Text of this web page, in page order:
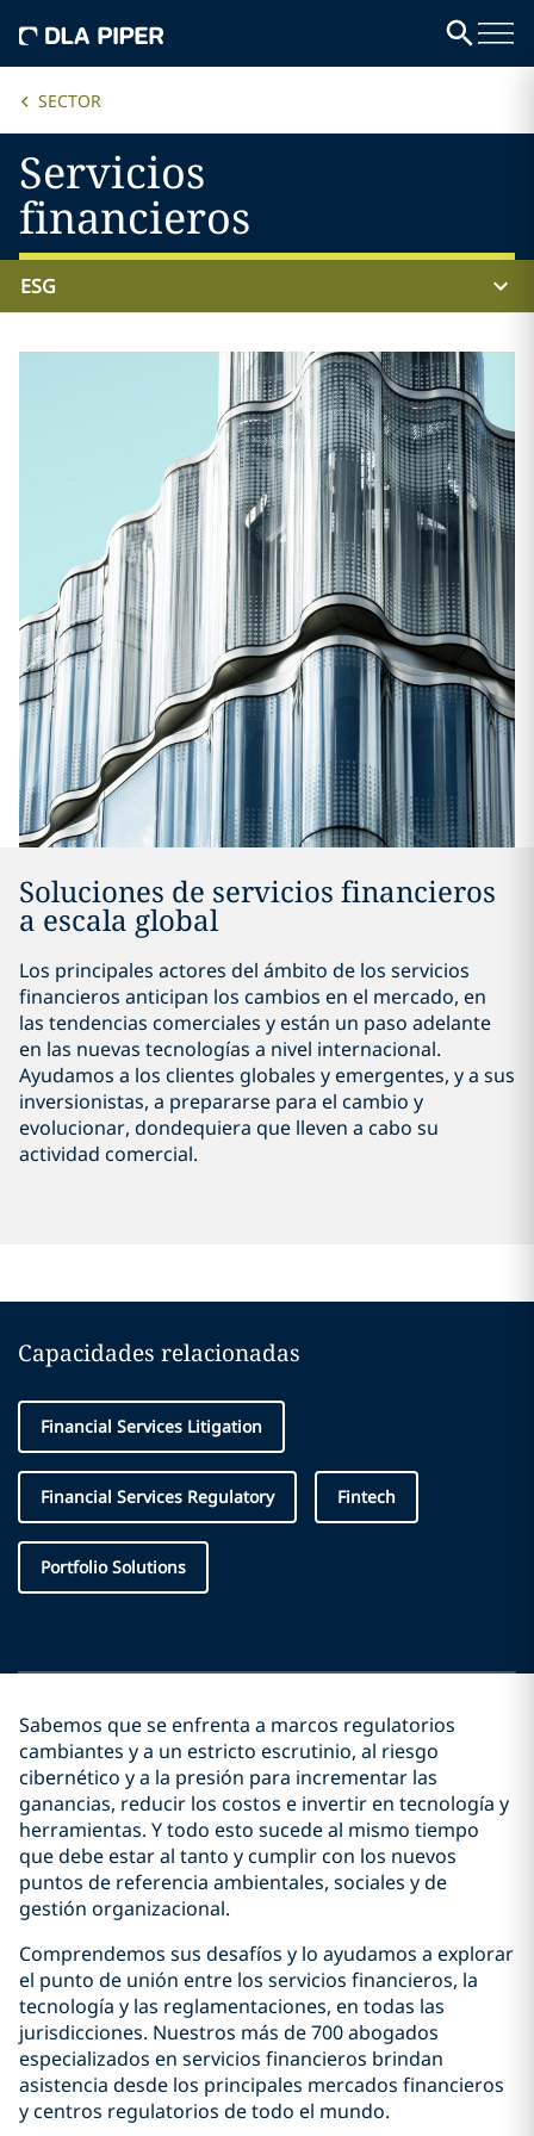
SECTOR
Servicios
financieros
ESG
Soluciones de servicios financieros
a escala global
Los principales actores del ámbito de los servicios
financieros anticipan los cambios en el mercado, en
las tendencias comerciales y están un paso adelante
en las nuevas tecnologías a nivel internacional.
Ayudamos a los clientes globales y emergentes, y a sus
inversionistas, a prepararse para el cambio y
evolucionar, dondequiera que lleven a cabo su
actividad comercial.
Capacidades relacionadas
Financial Services Litigation
Financial Services Regulatory Fintech
Portfolio Solutions
Sabemos que se enfrenta a marcos regulatorios
cambiantes y a un estricto escrutinio, al riesgo
cibernético y a la presión para incrementar las
ganancias, reducir los costos e invertir en tecnología y
herramientas. Y todo esto sucede al mismo tiempo
que debe estar al tanto y cumplir con los nuevos
puntos de referencia ambientales, sociales y de
gestión organizacional.
Comprendemos sus desafíos y lo ayudamos a explorar
el punto de unión entre los servicios financieros, la
tecnología y las reglamentaciones, en todas las
jurisdicciones. Nuestros más de 700 abogados
especializados en servicios financieros brindan
asistencia desde los principales mercados financieros
y centros regulatorios de todo el mundo.